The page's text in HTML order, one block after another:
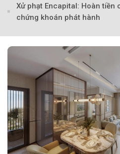
Xử phạt Encapital: Hoàn tiền
chứng khoán phát hành